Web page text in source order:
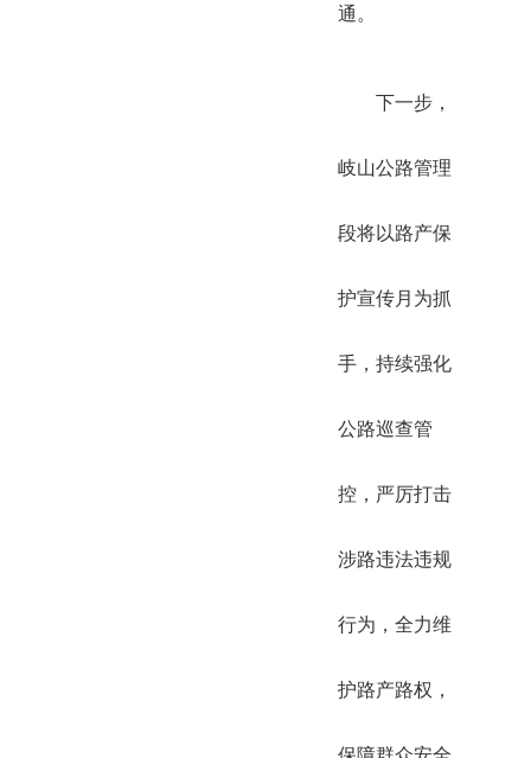
通。
下一步，
岐山公路管理
段将以路产保
护宣传月为抓
手，持续强化
公路巡查管
控，严厉打击
涉路违法违规
行为，全力维
护路产路权，